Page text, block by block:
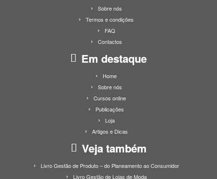
Sobre nós
Termos e condições
FAQ
Contactos
Em destaque
Home
Sobre nós
Cursos online
Publicações
Loja
Artigos e Dicas
Veja também
Livro Gestão de Produto – do Planeamento ao Consumidor
Livro Gestão de Lojas de Moda